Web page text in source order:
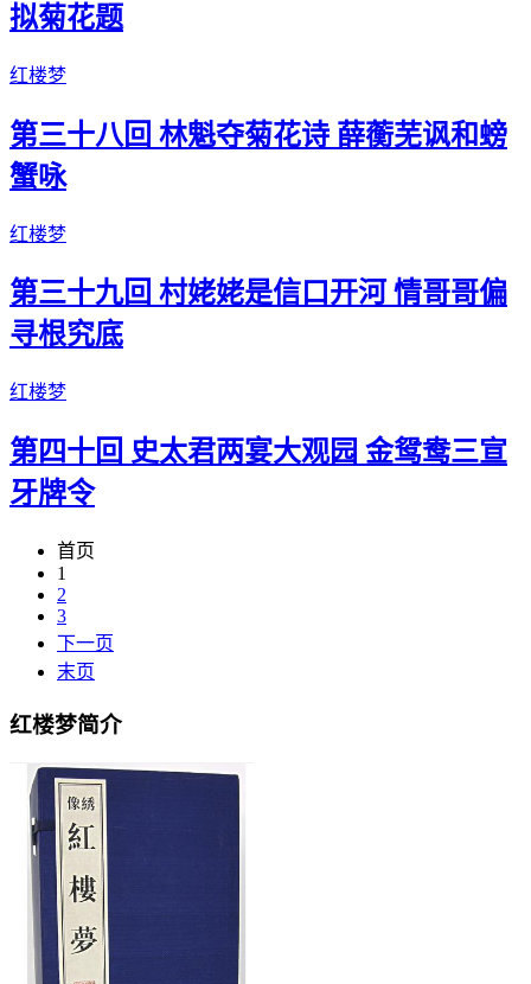
拟菊花题
红楼梦
第三十八回 林魁夺菊花诗 薛蘅芜讽和螃
蟹咏
红楼梦
第三十九回 村姥姥是信口开河 情哥哥偏
寻根究底
红楼梦
第四十回 史太君两宴大观园 金鸳鸯三宣
牙牌令
首页
1
2
3
下一页
末页
红楼梦简介